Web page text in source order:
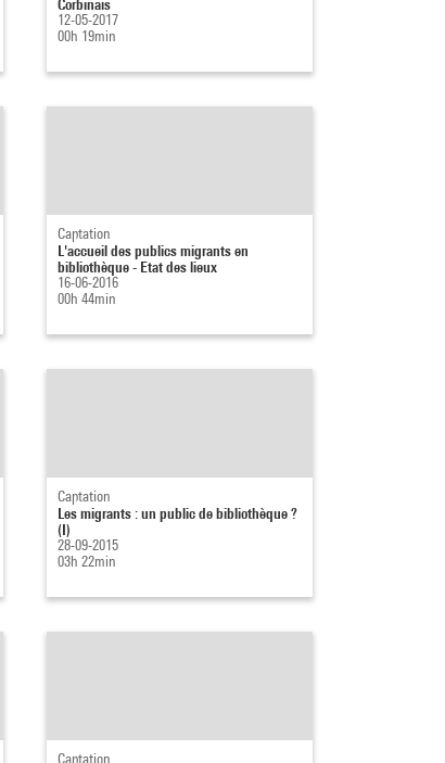
Corbinais
12-05-2017
00h 19min
Captation
L'accueil des publics migrants en
bibliothèque - Etat des lieux
16-06-2016
00h 44min
Captation
Les migrants : un public de bibliothèque ?
(I)
28-09-2015
03h 22min
Captation